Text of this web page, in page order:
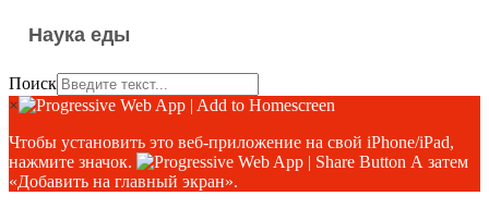
Наука еды
Поиск
×
Чтобы установить это веб-приложение на свой iPhone/iPad,
нажмите значок.
А затем
«Добавить на главный экран».